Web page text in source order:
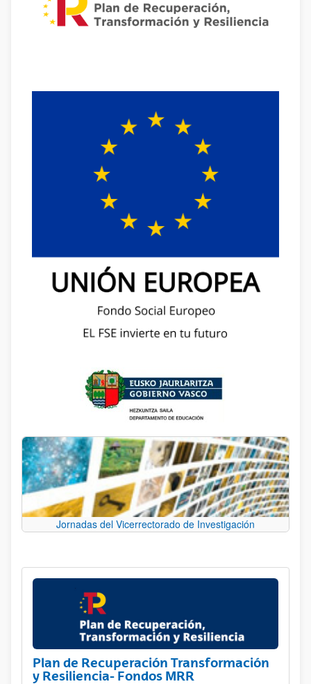
Jornadas del Vicerrectorado de Investigación
Plan de Recuperación Transformación
y Resiliencia- Fondos MRR